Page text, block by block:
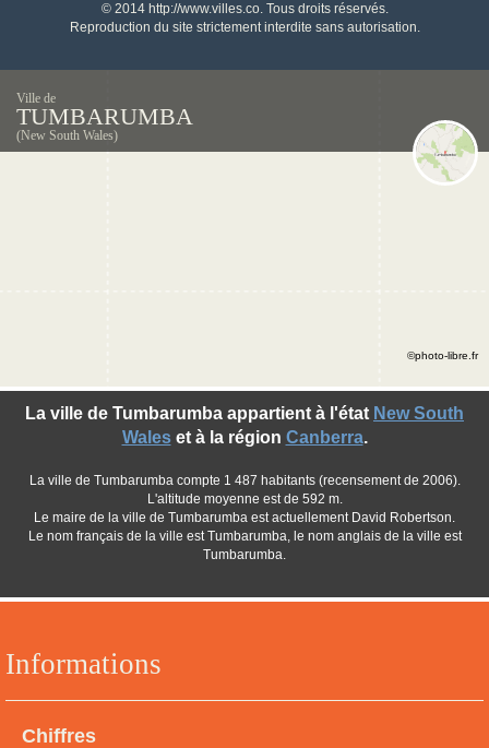
© 2014 http://www.villes.co. Tous droits réservés.
Reproduction du site strictement interdite sans autorisation.
Ville de
TUMBARUMBA
(New South Wales)
Informations
Chiffres
La ville de Tumbarumba appartient à l'état New South
Waleset à la région Canberra.
La ville de Tumbarumba compte 1 487 habitants (recensement de 2006).
L'altitude moyenne est de 592 m.
Le maire de la ville de Tumbarumba est actuellement David Robertson.
Le nom français de la ville est Tumbarumba, le nom anglais de la ville est
Tumbarumba.
©photo-libre.fr